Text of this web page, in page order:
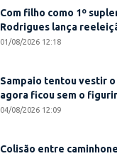
Com filho como 1º
Rodrigues lança
01/08/2026 12:18
Sampaio tentou vestir
agora ficou sem o
04/08/2026 12:09
Colisão entre